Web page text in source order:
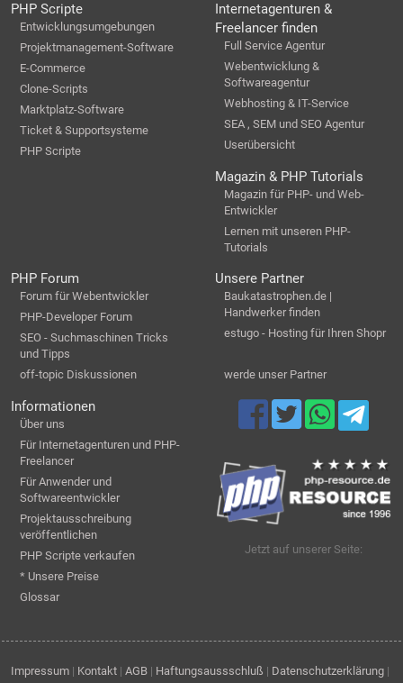
PHP Scripte
Entwicklungsumgebungen
Projektmanagement-Software
E-Commerce
Clone-Scripts
Marktplatz-Software
Ticket & Supportsysteme
PHP Scripte
Internetagenturen &
Freelancer finden
Full Service Agentur
Webentwicklung &
Softwareagentur
Webhosting & IT-Service
SEA , SEM und SEO Agentur
Userübersicht
Magazin & PHP Tutorials
Magazin für PHP- und Web-
Entwickler
Lernen mit unseren PHP-
Tutorials
PHP Forum
Forum für Webentwickler
PHP-Developer Forum
SEO - Suchmaschinen Tricks
und Tipps
off-topic Diskussionen
Unsere Partner
Baukatastrophen.de |
Handwerker finden
estugo - Hosting für Ihren Shopr
werde unser Partner
Informationen
Über uns
Für Internetagenturen und PHP-
Freelancer
Für Anwender und
Softwareentwickler
Projektausschreibung
veröffentlichen
PHP Scripte verkaufen
* Unsere Preise
Glossar
Jetzt auf unserer Seite:
Impressum | Kontakt | AGB | Haftungsaussschluß | Datenschutzerklärung |